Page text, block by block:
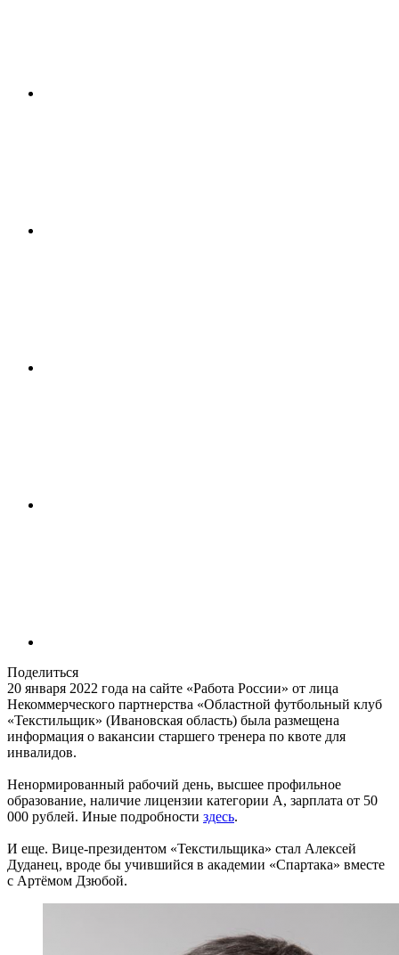
Поделиться
20 января 2022 года на сайте «Работа России» от лица
Некоммерческого партнерства «Областной футбольный клуб
«Текстильщик» (Ивановская область) была размещена
информация о вакансии старшего тренера по квоте для
инвалидов.
Ненормированный рабочий день, высшее профильное
образование, наличие лицензии категории А, зарплата от 50
000 рублей. Иные подробности здесь.
И еще. Вице-президентом «Текстильщика» стал Алексей
Дуданец, вроде бы учившийся в академии «Спартака» вместе
с Артёмом Дзюбой.